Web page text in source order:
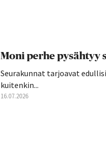
Moni perhe pysähtyy
Seurakunnat tarjoavat
kuitenkin...
16.07.2026